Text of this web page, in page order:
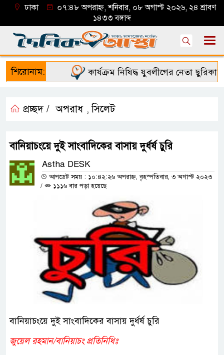
ঢাকা
০৭:৪৮ অপরাহ্ন, শনিবার, ০৮ অগাস্ট ২০২৬, ২৪ শ্রাবণ
১৪৩৩ বঙ্গাব্দ
শিরোনাম: কার্যক্রম নিষিদ্ধ যুবলীগের নেতা
প্রচ্ছদ / অপরাধ ,সিলেট
বানিয়াচংয়ে দুই সাংবাদিকের বাসায় দুর্ধর্ষ চুরি
Astha DESK
আপডেট সময় : ১০:৪২:২৬ অপরাহ্ন, বৃহস্পতিবার, ৩ অগাস্ট ২০২৩
/
১১১৬ বার পড়া হয়েছে
বানিয়াচংয়ে দুই সাংবাদিকের বাসায় দুর্ধর্ষ চুরি
জুয়েল রহমান/বানিয়াচং প্রতিনিধিঃ